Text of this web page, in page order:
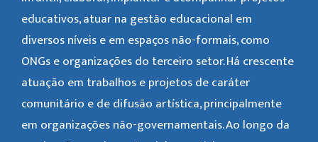
educativos, atuar na gestão educacional em
diversos níveis e em espaços não-formais, como
ONGs e organizações do terceiro setor. Há crescente
atuação em trabalhos e projetos de caráter
comunitário e de difusão artística, principalmente
em organizações não-governamentais. Ao longo da